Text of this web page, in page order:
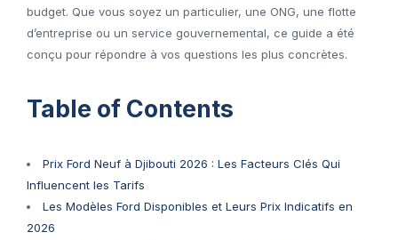
budget. Que vous soyez un particulier, une ONG, une flotte
d’entreprise ou un service gouvernemental, ce guide a été
conçu pour répondre à vos questions les plus concrètes.
Table of Contents
Prix Ford Neuf à Djibouti 2026 : Les Facteurs Clés Qui
Influencent les Tarifs
Les Modèles Ford Disponibles et Leurs Prix Indicatifs en
2026